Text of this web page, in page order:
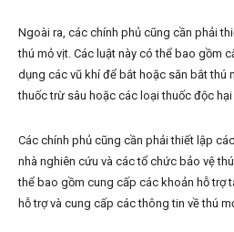
Ngoài ra, các chính phủ cũng cần phải
thú mỏ vịt. Các luật này có thể bao gồm
dụng các vũ khí để bắt hoặc săn bắt thú
thuốc trừ sâu hoặc các loại thuốc độc
Các chính phủ cũng cần phải thiết lập
nhà nghiên cứu và các tổ chức bảo vệ
thể bao gồm cung cấp các khoản hỗ trợ
hỗ trợ và cung cấp các thông tin về thú